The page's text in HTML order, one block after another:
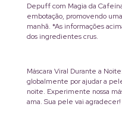
Depuff com Magia da
embotação, promovendo
manhã. *As informações
dos ingredientes crus.
Máscara Viral Durante a
globalmente por ajudar a
noite. Experimente nossa
ama. Sua pele vai agradecer!